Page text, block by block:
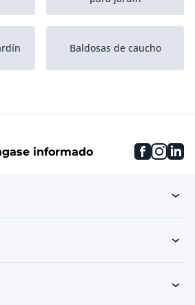
Baldosas de caucho
informado